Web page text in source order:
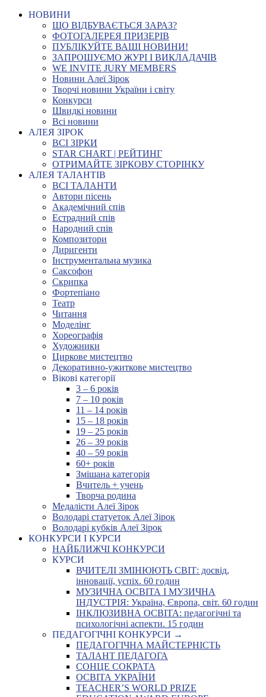
НОВИНИ
ЩО ВІДБУВАЄТЬСЯ ЗАРАЗ?
ФОТОГАЛЕРЕЯ ПРИЗЕРІВ
ПУБЛІКУЙТЕ ВАШІ НОВИНИ!
ЗАПРОШУЄМО ЖУРІ І ВИКЛАДАЧІВ
WE INVITE JURY MEMBERS
Новини Алеї Зірок
Творчі новини України і світу
Конкурси
Швидкі новини
Всі новини
АЛЕЯ ЗІРОК
ВСІ ЗІРКИ
STAR CHART | РЕЙТИНГ
ОТРИМАЙТЕ ЗІРКОВУ СТОРІНКУ
АЛЕЯ ТАЛАНТІВ
ВСІ ТАЛАНТИ
Автори пісень
Академічний спів
Естрадний спів
Народний спів
Композитори
Диригенти
Інструментальна музика
Саксофон
Скрипка
Фортепіано
Театр
Читання
Моделінг
Хореографія
Художники
Циркове мистецтво
Декоративно-ужиткове мистецтво
Вікові категорії
3 – 6 років
7 – 10 років
11 – 14 років
15 – 18 років
19 – 25 років
26 – 39 років
40 – 59 років
60+ років
Змішана категорія
Вчитель + учень
Творча родина
Медалісти Алеї Зірок
Володарі статуеток Алеї Зірок
Володарі кубків Алеї Зірок
КОНКУРСИ І КУРСИ
НАЙБЛИЖЧІ КОНКУРСИ
КУРСИ
ВЧИТЕЛІ ЗМІНЮЮТЬ СВІТ: досвід,
інновації, успіх. 60 годин
МУЗИЧНА ОСВІТА І МУЗИЧНА
ІНДУСТРІЯ: Україна, Європа, світ. 60 годин
ІНКЛЮЗИВНА ОСВІТА: педагогічні та
психологічні аспекти. 15 годин
ПЕДАГОГІЧНІ КОНКУРСИ →
ПЕДАГОГІЧНА МАЙСТЕРНІСТЬ
ТАЛАНТ ПЕДАГОГА
СОНЦЕ СОКРАТА
ОСВІТА УКРАЇНИ
TEACHER’S WORLD PRIZE